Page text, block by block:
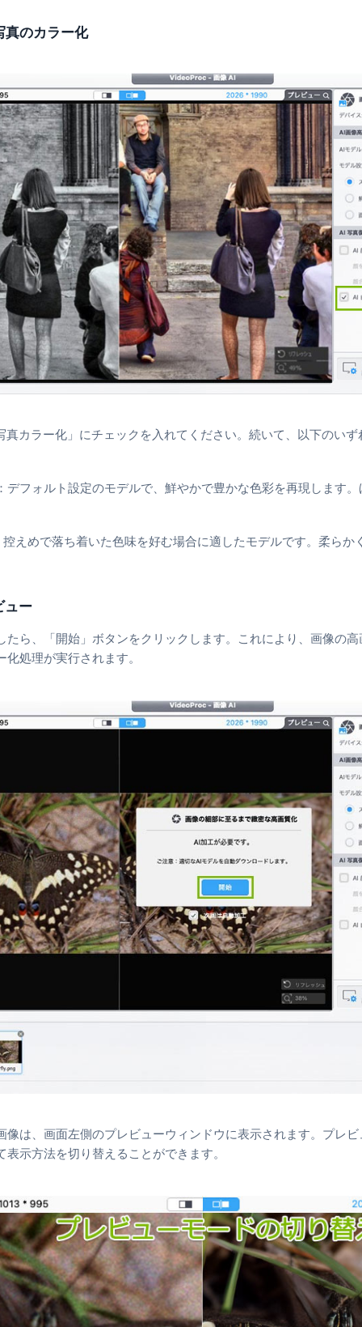
のカラー化
真カラー化」にチェックを入れてください。続いて、以下のい
フォルト設定のモデルで、鮮やかで豊かな色彩を再現します。
えめで落ち着いた色味を好む場合に適したモデルです。柔らか
ー
たら、「開始」ボタンをクリックします。これにより、画像の
処理が実行されます。
像は、画面左側のプレビューウィンドウに表示されます。プレ
表示方法を切り替えることができます。